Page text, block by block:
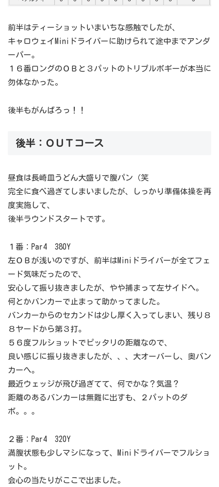
前半はティーショットいまいちな感触でしたが、
キャロウェイMiniドライバーに助けられて途中までアンダ
ーパー。
１６番ロングのＯＢと３パットのトリプルボギーが本当に
勿体なかった。
後半もがんばろっ！！
後半：ＯＵＴコース
昼食は長崎皿うどん大盛りで腹パン（笑
完全に食べ過ぎてしまいましたが、しっかり準備体操を再
度実施して、
後半ラウンドスタートです。
１番：Par4 380Y
左ＯＢが浅いのですが、前半はMiniドライバーが全てフェ
ード気味だったので、
安心して振り抜きましたが、やや捕まって左サイドへ。
何とかバンカーで止まって助かってました。
バンカーからのセカンドは少し厚く入ってしまい、残り８
８ヤードから第３打。
５６度フルショットでピッタリの距離なので、
良い感じに振り抜きましたが、、、大オーバーし、奥バン
カーへ。
最近ウェッジが飛び過ぎてて、何でかな？気温？
距離のあるバンカーは無難に出すも、２パットのダ
ボ。。。
２番：Par4 320Y
満腹状態も少しマシになって、Miniドライバーでフルショ
ット。
会心の当たりがここで出ました。